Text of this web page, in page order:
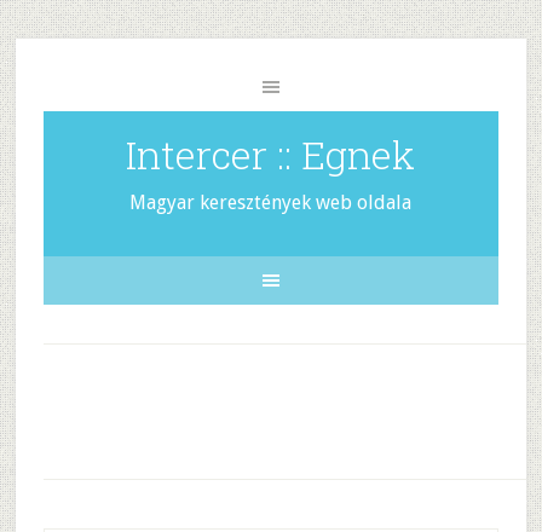
Intercer :: Egnek
Magyar keresztények web oldala